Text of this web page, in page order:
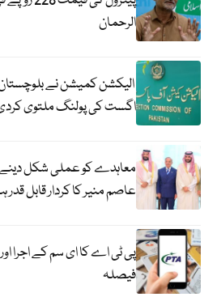
الرحمان
اگست کی پولنگ ملتوی
معاہدے کو عملی شکل
عاصم منیر کا کردار قابل
پی ٹی اے کا ای سم کے اجرا
فیصلہ